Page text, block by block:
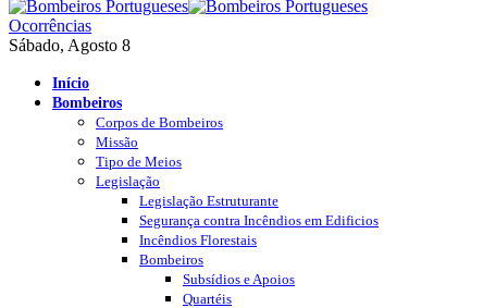
Ocorrências
Sábado, Agosto 8
Início
Bombeiros
Corpos de Bombeiros
Missão
Tipo de Meios
Legislação
Legislação Estruturante
Segurança contra Incêndios em Edificios
Incêndios Florestais
Bombeiros
Subsídios e Apoios
Quartéis